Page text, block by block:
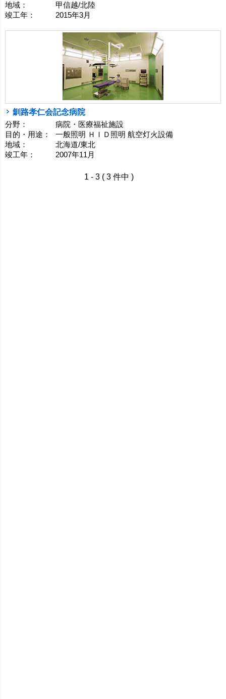
地域：
甲信越/北陸
竣工年：
2015年3月
釧路孝仁会記念病院
分野：
病院・医療福祉施設
目的・用途：
一般照明 ＨＩＤ照明 航空灯火設備
地域：
北海道/東北
竣工年：
2007年11月
1 - 3 ( 3 件中 )